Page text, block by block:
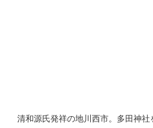
清和源氏発祥の地川西市。多田神社